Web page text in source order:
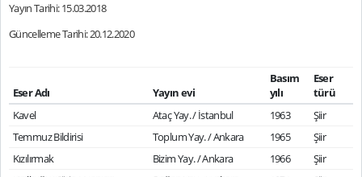
Yayın Tarihi: 15.03.2018
Güncelleme Tarihi: 20.12.2020
Eser Adı Yayın evi
Basım
yılı
Eser
türü
Kavel
Ataç Yay. / İstanbul 1963
Şiir
Temmuz Bildirisi
Toplum Yay. / Ankara 1965
Şiir
Kızılırmak
Bizim Yay. / Ankara 1966
Şiir